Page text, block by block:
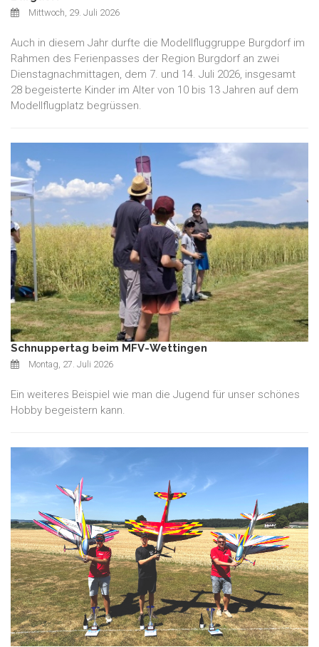
Mittwoch, 29. Juli 2026
Auch in diesem Jahr durfte die Modellfluggruppe Burgdorf im
Rahmen des Ferienpasses der Region Burgdorf an zwei
Dienstagnachmittagen, dem 7. und 14. Juli 2026, insgesamt
28 begeisterte Kinder im Alter von 10 bis 13 Jahren auf dem
Modellflugplatz begrüssen.
Schnuppertag beim MFV-Wettingen
Montag, 27. Juli 2026
Ein weiteres Beispiel wie man die Jugend für unser schönes
Hobby begeistern kann.